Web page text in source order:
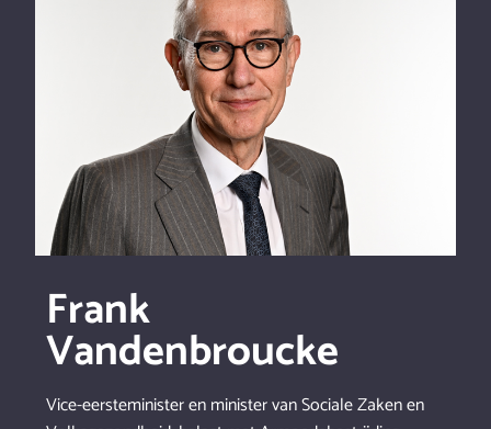
Frank
Vandenbroucke
Vice-eersteminister en minister van Sociale Zaken en